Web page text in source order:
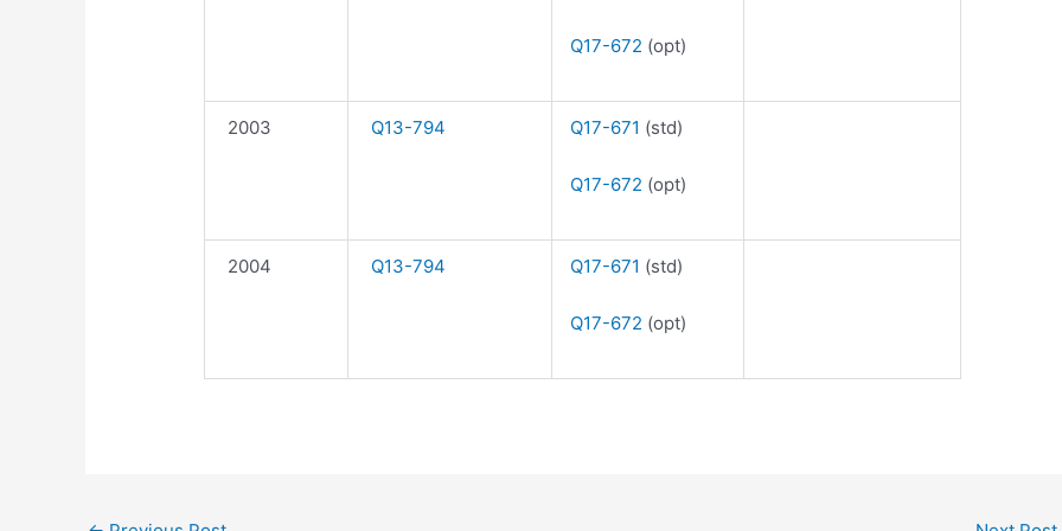
Q17-672 (opt)
2003 Q13-794 Q17-671 (std)
Q17-672 (opt)
2004 Q13-794 Q17-671 (std)
Q17-672 (opt)